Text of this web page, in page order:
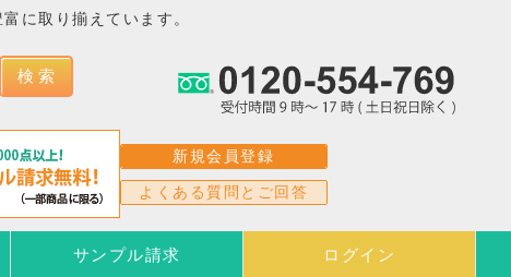
に取り揃えています。
検 索
新規会員登録
よくある質問とご回答
サンプル請求 ログイン